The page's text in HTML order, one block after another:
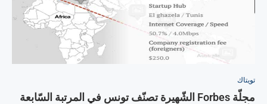
تويتاك
مجلّة Forbes الشّهيرة تصنّف تونس في المرتبة السّابعة